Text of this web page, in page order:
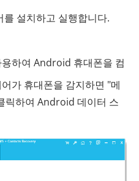
설치하고 실행합니다.
하여 Android 휴대폰을 컴
가 휴대폰을 감지하면 "메
릭하여 Android 데이터 스